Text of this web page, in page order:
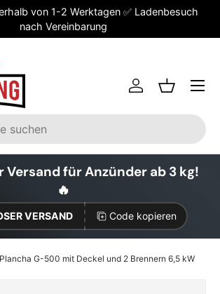
von 1-2 Werktagen ✅ Ladenbesuch
nach Vereinbarung
Einloggen
Versand für Anzünder ab 3 kg!
🔥
VERSAND Code kopieren
G-500 mit Deckel und 2 Brennern 6,5 kW